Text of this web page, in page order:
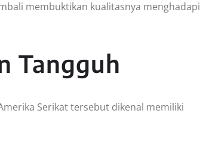
membuktikan kualitasnya menghadapi
Tangguh
Serikat tersebut dikenal memiliki